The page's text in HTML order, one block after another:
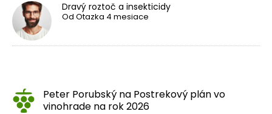
Dravý roztoč a insekticidy
Od Otazka 4 mesiace
Peter Porubský na Postrekový plán vo
vinohrade na rok 2026